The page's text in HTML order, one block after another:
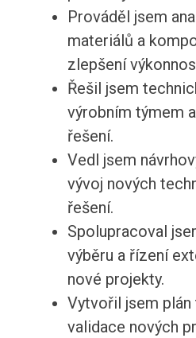
Prováděl jsem
materiálů a
zlepšení
Řešil jsem
výrobním týmem
řešení.
Vedl jsem
vývoj nových
řešení.
Spolupracoval
výběru a řízení
nové projekty.
Vytvořil jsem
validace nových